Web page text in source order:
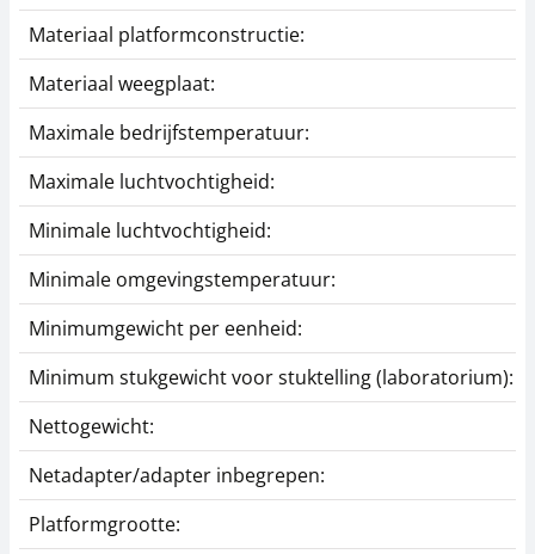
Materiaal platformconstructie:
Materiaal weegplaat:
Maximale bedrijfstemperatuur:
Maximale luchtvochtigheid:
Minimale luchtvochtigheid:
Minimale omgevingstemperatuur:
Minimumgewicht per eenheid:
Minimum stukgewicht voor stuktelling (laboratorium):
Nettogewicht:
Netadapter/adapter inbegrepen:
Platformgrootte: